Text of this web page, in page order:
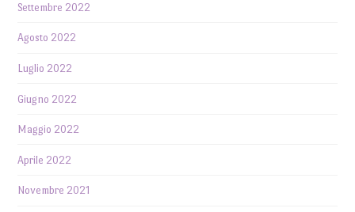
Settembre 2022
Agosto 2022
Luglio 2022
Giugno 2022
Maggio 2022
Aprile 2022
Novembre 2021